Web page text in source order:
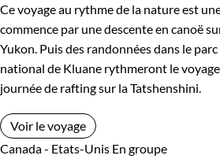
Ce voyage au rythme de la nature est
commence par une descente en canoë
Yukon. Puis des randonnées dans le
national de Kluane rythmeront le
journée de rafting sur la Tatshenshini.
Voir le voyage
Canada - Etats-Unis En groupe